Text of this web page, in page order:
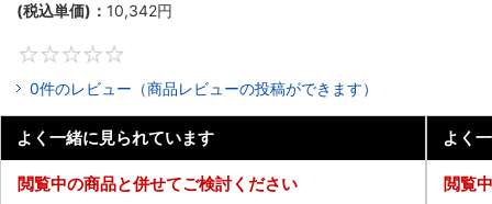
(税込単価)： 10,342円
0件のレビュー（商品レビューの投稿ができます）
よく一緒に見られています
閲覧中の商品と併せてご検討ください
よく
閲覧